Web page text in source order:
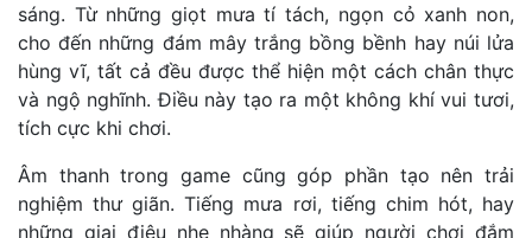
sáng. Từ những giọt mưa tí tách, ngọn cỏ xanh non,
cho đến những đám mây trắng bồng bềnh hay núi lửa
hùng vĩ, tất cả đều được thể hiện một cách chân thực
và ngộ nghĩnh. Điều này tạo ra một không khí vui tươi,
tích cực khi chơi.
Âm thanh trong game cũng góp phần tạo nên trải
nghiệm thư giãn. Tiếng mưa rơi, tiếng chim hót, hay
những giai điệu nhẹ nhàng sẽ giúp người chơi đắm